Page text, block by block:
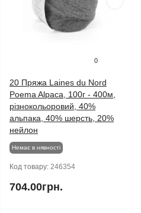
0
20 Пряжа Laines du Nord
Poema Alpaca, 100г - 400м,
різнокольоровий, 40%
альпака, 40% шерсть, 20%
нейлон
Немає в нявності
Код товару: 246354
704.00грн.